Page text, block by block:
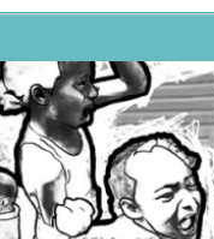
y
político, cuando
contra la
a la